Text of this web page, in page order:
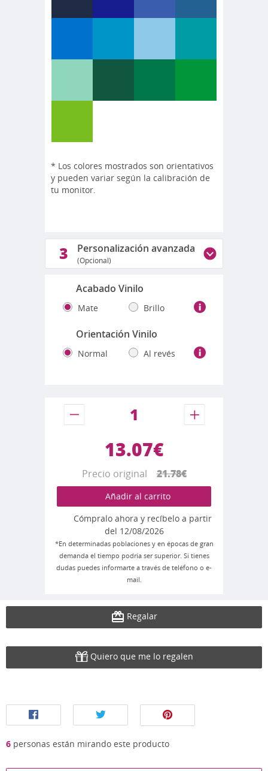
* Los colores mostrados son orientativos
y pueden variar según la calibración de
tu monitor.
3 Personalización avanzada
(Opcional)
Acabado Vinilo
Mate Brillo
Orientación Vinilo
Normal Al revés
13.07€
Precio original21.78€
Añadir al carrito
Cómpralo ahora y recíbelo a partir
del 12/08/2026
*En determinadas poblaciones y en épocas de gran
demanda el tiempo podría ser superior. Si tienes
dudas puedes informarte a través de teléfono o e-
mail.
Regalar
Quiero que me lo regalen
6 personas están mirando este producto